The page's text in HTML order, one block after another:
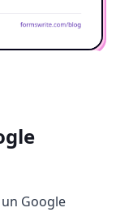
Google